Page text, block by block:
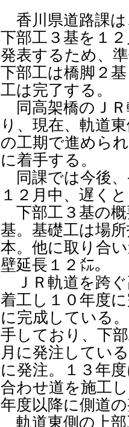
香川県道路課は
下部工３基を１
発表するため、
下部工は橋脚２
工は完了する。
同高架橋のＪＲ
り、現在、軌道
の工期で進めら
に着手する。
同課では今後、
１２月中、遅く
下部工３基の概
基。基礎工は場
本。他に取り合
壁延長１２㍍。
ＪＲ軌道を跨ぐ
着工し１０年度
に完成している
手しており、下
月に発注してい
に発注。１３年
合わせ道を施工
年度以降に側道
軌道東側の上部